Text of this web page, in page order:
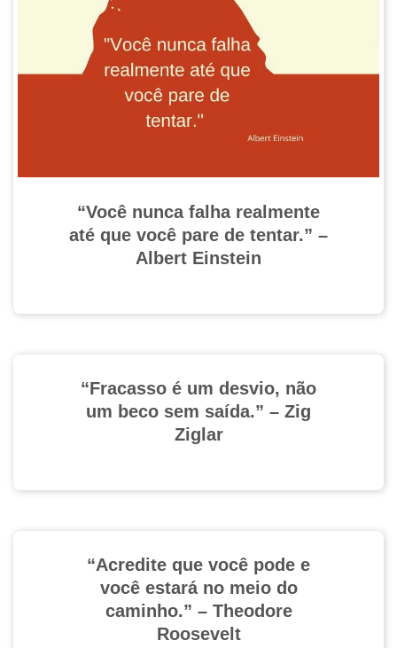
“Você nunca falha realmente
até que você pare de tentar.” –
Albert Einstein
“Fracasso é um desvio, não
um beco sem saída.” – Zig
Ziglar
“Acredite que você pode e
você estará no meio do
caminho.” – Theodore
Roosevelt